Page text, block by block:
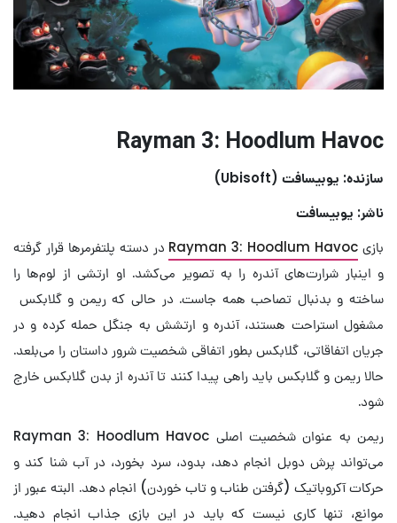
Rayman 3: Hoodlum Havoc
سازنده: یوبیسافت (Ubisoft)
ناشر: یوبیسافت
بازی Rayman 3: Hoodlum Havoc در دسته پلتفرمرها قرار گرفته
و اینبار شرارت‌های آندره را به تصویر می‌کشد. او ارتشی از لوم‌ها را
ساخته و بدنبال تصاحب همه جاست. در حالی که ریمن و گلابکس
مشغول استراحت هستند، آندره و ارتشش به جنگل حمله کرده و در
جریان اتفاقاتی، گلابکس بطور اتفاقی شخصیت شرور داستان را می‌بلعد.
حالا ریمن و گلابکس باید راهی پیدا کنند تا آندره از بدن گلابکس خارج
شود.
ریمن به عنوان شخصیت اصلی Rayman 3: Hoodlum Havoc
می‌تواند پرش دوبل انجام دهد، بدود، سرد بخورد، در آب شنا کند و
حرکات آکروباتیک (گرفتن طناب و تاب خوردن) انجام دهد. البته عبور از
موانع، تنها کاری نیست که باید در این بازی جذاب انجام دهید.